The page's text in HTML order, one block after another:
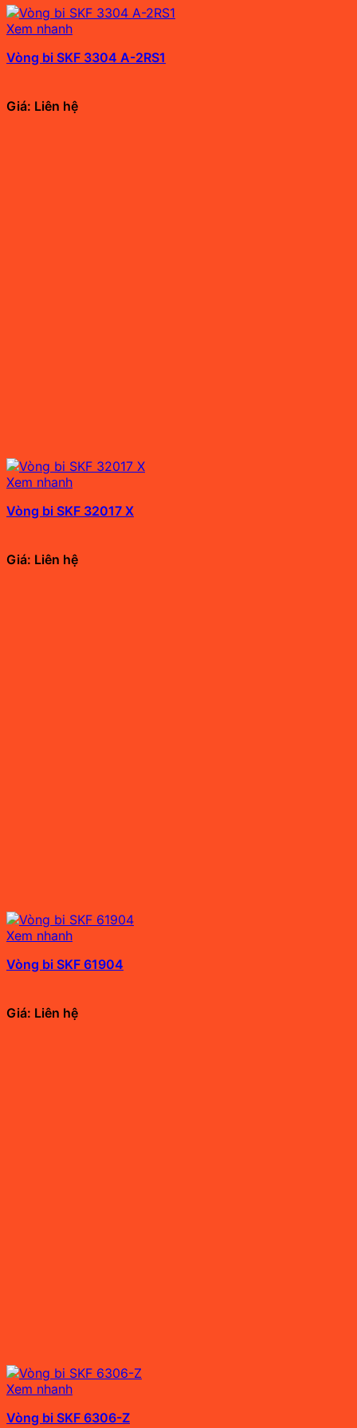
Xem nhanh
Vòng bi SKF 3304 A-2RS1
Giá: Liên hệ
Xem nhanh
Vòng bi SKF 32017 X
Giá: Liên hệ
Xem nhanh
Vòng bi SKF 61904
Giá: Liên hệ
Xem nhanh
Vòng bi SKF 6306-Z